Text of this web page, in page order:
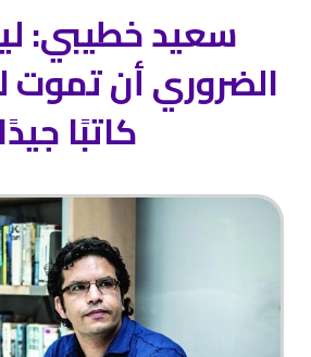
سعيد خطيبي:
الضروري أن
كاتبًا جيدًا